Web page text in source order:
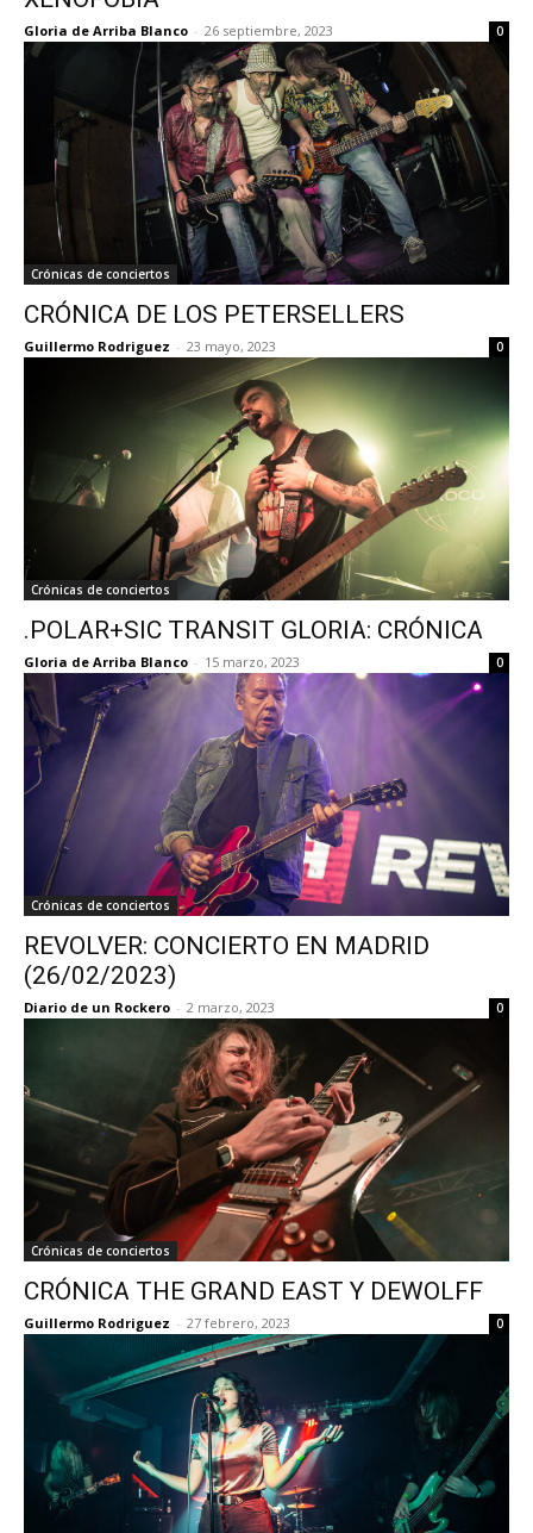
Gloria de Arriba Blanco - 26 septiembre, 2023 0
Crónicas de conciertos
CRÓNICA DE LOS PETERSELLERS
Guillermo Rodriguez - 23 mayo, 2023 0
Crónicas de conciertos
.POLAR+SIC TRANSIT GLORIA: CRÓNICA
Gloria de Arriba Blanco - 15 marzo, 2023 0
Crónicas de conciertos
REVOLVER: CONCIERTO EN MADRID
(26/02/2023)
Diario de un Rockero - 2 marzo, 2023 0
Crónicas de conciertos
CRÓNICA THE GRAND EAST Y DEWOLFF
Guillermo Rodriguez - 27 febrero, 2023 0